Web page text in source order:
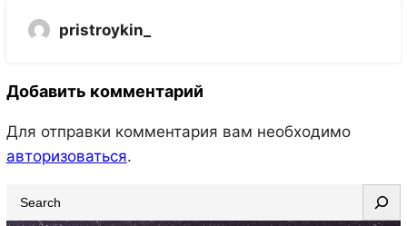
pristroykin_
Добавить комментарий
Для отправки комментария вам необходимо
авторизоваться.
e